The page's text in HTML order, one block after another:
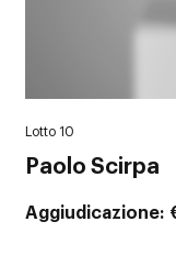
Lotto 10
Paolo Scirpa
Aggiudicazione